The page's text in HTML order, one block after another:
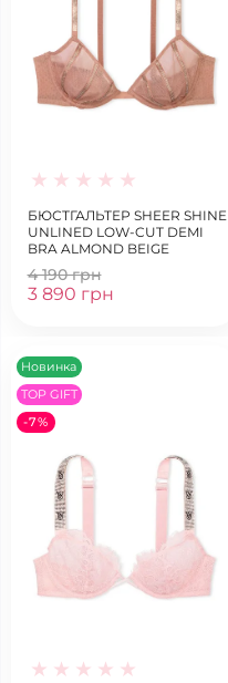
БЮСТГАЛЬТЕР SHEER SHINE
UNLINED LOW-CUT DEMI
BRA ALMOND BEIGE
4 190 грн
3 890 грн
Новинка
TOP GIFT
-7%